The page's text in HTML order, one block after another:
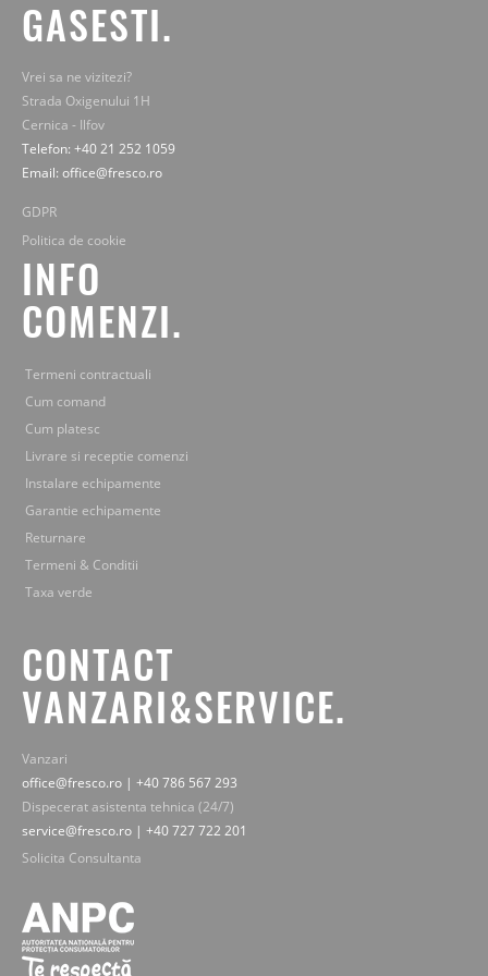
GASESTI.
Vrei sa ne vizitezi?
Strada Oxigenului 1H
Cernica - Ilfov
Telefon: +40 21 252 1059
Email: office@fresco.ro
GDPR
Politica de cookie
INFO
COMENZI.
Termeni contractuali
Cum comand
Cum platesc
Livrare si receptie comenzi
Instalare echipamente
Garantie echipamente
Returnare
Termeni & Conditii
Taxa verde
CONTACT
VANZARI&SERVICE.
Vanzari
office@fresco.ro | +40 786 567 293
Dispecerat asistenta tehnica (24/7)
service@fresco.ro | +40 727 722 201
Solicita Consultanta